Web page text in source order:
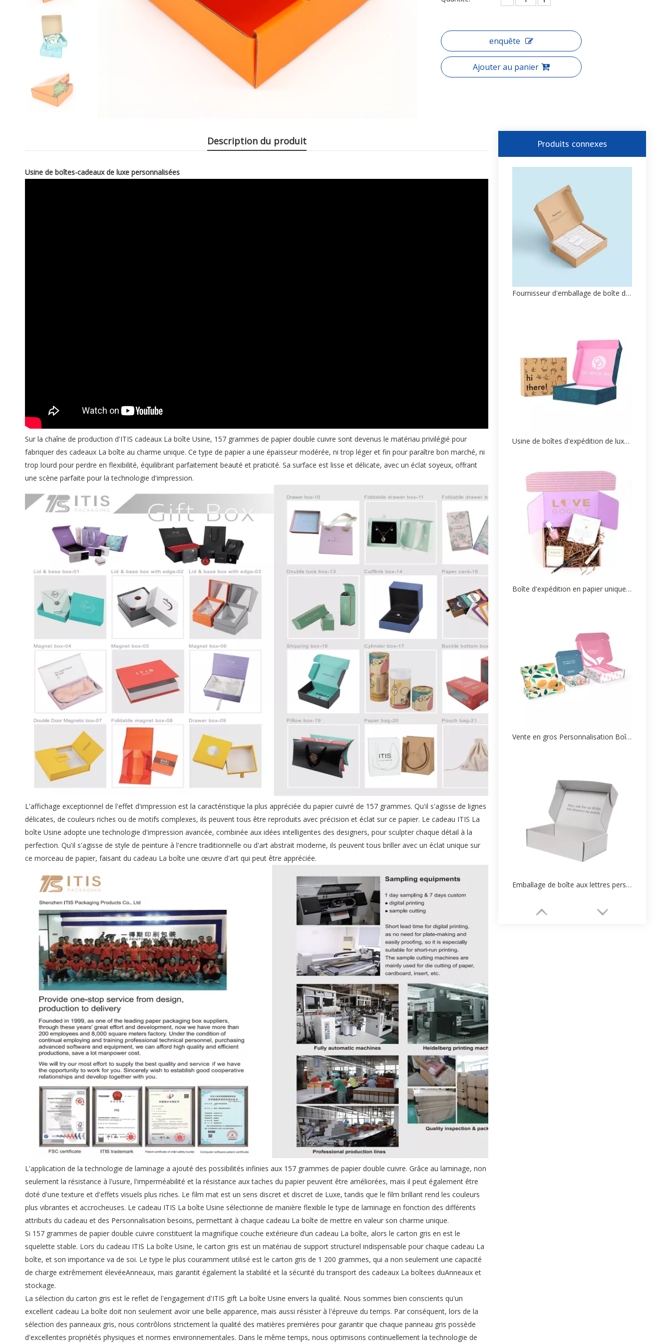
enquête
Ajouter au panier
Description du produit
Usine de boîtes-cadeaux de luxe personnalisées
Sur la chaîne de production d'ITIS cadeaux La boîte Usine, 157 grammes de papier double cuivre sont devenus le matériau privilégié pour
fabriquer des cadeaux La boîte au charme unique. Ce type de papier a une épaisseur modérée, ni trop léger et fin pour paraître bon marché, ni
trop lourd pour perdre en flexibilité, équilibrant parfaitement beauté et praticité. Sa surface est lisse et délicate, avec un éclat soyeux, offrant
une scène parfaite pour la technologie d'impression.
L'affichage exceptionnel de l'effet d'impression est la caractéristique la plus appréciée du papier cuivré de 157 grammes. Qu'il s'agisse de lignes
délicates, de couleurs riches ou de motifs complexes, ils peuvent tous être reproduits avec précision et éclat sur ce papier. Le cadeau ITIS La
boîte Usine adopte une technologie d'impression avancée, combinée aux idées intelligentes des designers, pour sculpter chaque détail à la
perfection. Qu'il s'agisse de style de peinture à l'encre traditionnelle ou d'art abstrait moderne, ils peuvent tous briller avec un éclat unique sur
ce morceau de papier, faisant du cadeau La boîte une œuvre d'art qui peut être appréciée.
L'application de la technologie de laminage a ajouté des possibilités infinies aux 157 grammes de papier double cuivre. Grâce au laminage, non
seulement la résistance à l'usure, l'imperméabilité et la résistance aux taches du papier peuvent être améliorées, mais il peut également être
doté d'une texture et d'effets visuels plus riches. Le film mat est un sens discret et discret de Luxe, tandis que le film brillant rend les couleurs
plus vibrantes et accrocheuses. Le cadeau ITIS La boîte Usine sélectionne de manière flexible le type de laminage en fonction des différents
attributs du cadeau et des Personnalisation besoins, permettant à chaque cadeau La boîte de mettre en valeur son charme unique.
Si 157 grammes de papier double cuivre constituent la magnifique couche extérieure d’un cadeau La boîte, alors le carton gris en est le
squelette stable. Lors du cadeau ITIS La boîte Usine, le carton gris est un matériau de support structurel indispensable pour chaque cadeau La
boîte, et son importance va de soi. Le type le plus couramment utilisé est le carton gris de 1 200 grammes, qui a non seulement une capacité
de charge extrêmement élevéeAnneaux, mais garantit également la stabilité et la sécurité du transport des cadeaux La boîtees duAnneaux et
stockage.
La sélection du carton gris est le reflet de l'engagement d'ITIS gift La boîte Usine envers la qualité. Nous sommes bien conscients qu'un
excellent cadeau La boîte doit non seulement avoir une belle apparence, mais aussi résister à l'épreuve du temps. Par conséquent, lors de la
sélection des panneaux gris, nous contrôlons strictement la qualité des matières premières pour garantir que chaque panneau gris possède
d'excellentes propriétés physiques et normes environnementales. Dans le même temps, nous optimisons continuellement la technologie de
Produits connexes
Fournisseur d'emballage de boîte d'expédition personnalisé Vente en gros
Usine de boîtes d'expédition de luxe personnalisée Personnalisation
Boîte d'expédition en papier unique personnalisée Fabricant
Vente en gros Personnalisation Boîte aux lettres personnalisée
Emballage de boîte aux lettres personnalisé Fabricant